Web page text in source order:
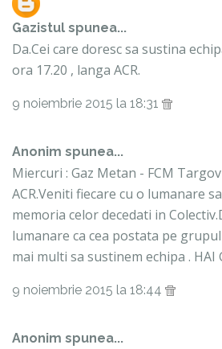
Gazistul spunea...
Da.Cei care doresc sa sustina
ora 17.20 , langa ACR.
9 noiembrie 2015 la 18:31
Anonim spunea...
Miercuri : Gaz Metan - FCM
ACR.Veniti fiecare cu o lumanare
memoria celor decedati in
lumanare ca cea postata pe
mai multi sa sustinem echipa . HAI
9 noiembrie 2015 la 18:44
Anonim spunea...